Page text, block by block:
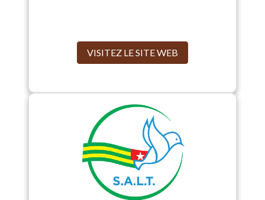
VISITEZ LE SITE WEB